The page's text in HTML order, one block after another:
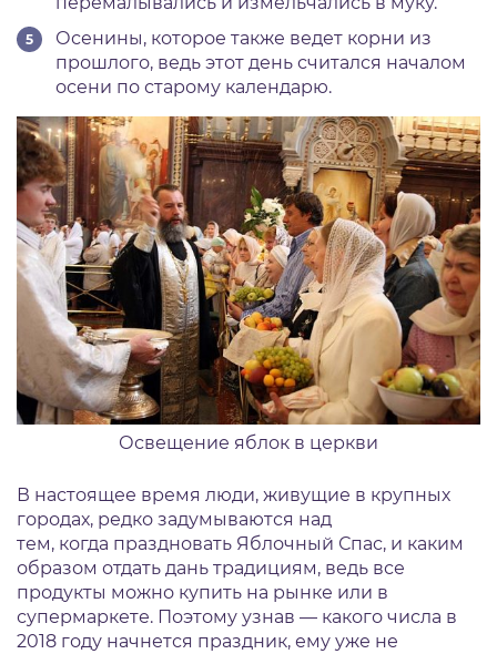
Осенины, которое также ведет корни из
прошлого, ведь этот день считался началом
осени по старому календарю.
Освещение яблок в церкви
В настоящее время люди, живущие в крупных
городах, редко задумываются над
тем, когда праздновать Яблочный Спас, и каким
образом отдать дань традициям, ведь все
продукты можно купить на рынке или в
супермаркете. Поэтому узнав — какого числа в
2018 году начнется праздник, ему уже не